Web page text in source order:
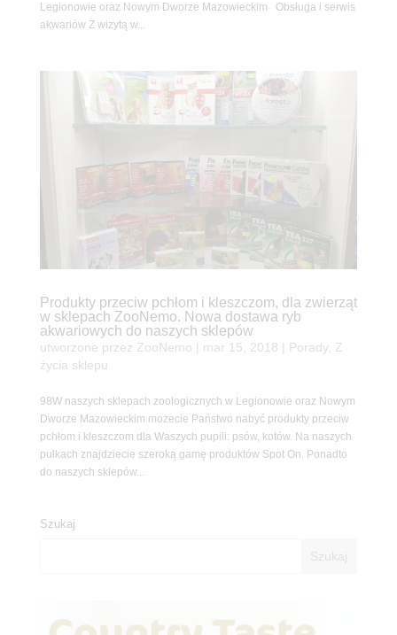
Legionowie oraz Nowym Dworze Mazowieckim Obsługa i serwis
akwariów Z wizytą w...
Produkty przeciw pchłom i kleszczom, dla zwierząt
w sklepach ZooNemo. Nowa dostawa ryb
akwariowych do naszych sklepów
utworzone przez ZooNemo mar 15, 2018 Porady, Z
życia sklepu
98W naszych sklepach zoologicznych w Legionowie oraz Nowym
Dworze Mazowieckim możecie Państwo nabyć produkty przeciw
pchłom i kleszczom dla Waszych pupili: psów, kotów. Na naszych
pułkach znajdziecie szeroką gamę produktów Spot On. Ponadto
do naszych sklepów...
Szukaj